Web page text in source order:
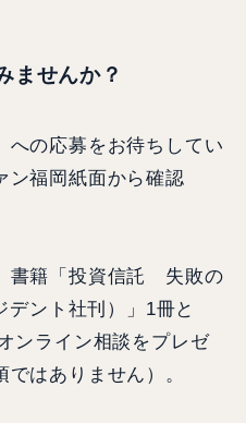
ませんか？
の応募をお待ちしてい
ン福岡紙面から確認
書籍「投資信託 失敗の
ント社刊）」1冊と
ンライン相談をプレゼ
はありません）。